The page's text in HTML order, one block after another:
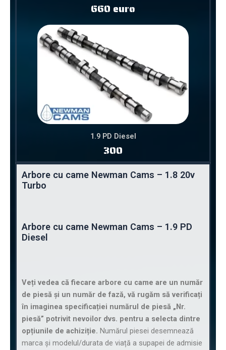
660 euro
1.9 PD Diesel
300
Arbore cu came Newman Cams – 1.8 20v
Turbo
Arbore cu came Newman Cams – 1.9 PD
Diesel
Veți vedea că fiecare arbore cu came are un număr
de piesă și un număr de fază, vă rugăm să verificați
în imaginea specificației numărul de piesă „Nr.
piesă” potrivit nevoilor dvs. pentru a selecta dintre
opțiunile de achiziție. Numărul piesei desemnează
marca și modelul/durata de viață a supapei de admisie